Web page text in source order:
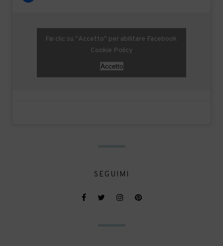
Fai clic su "Accetto" per abilitare Facebook
Cookie Policy
Accetto
SEGUIMI